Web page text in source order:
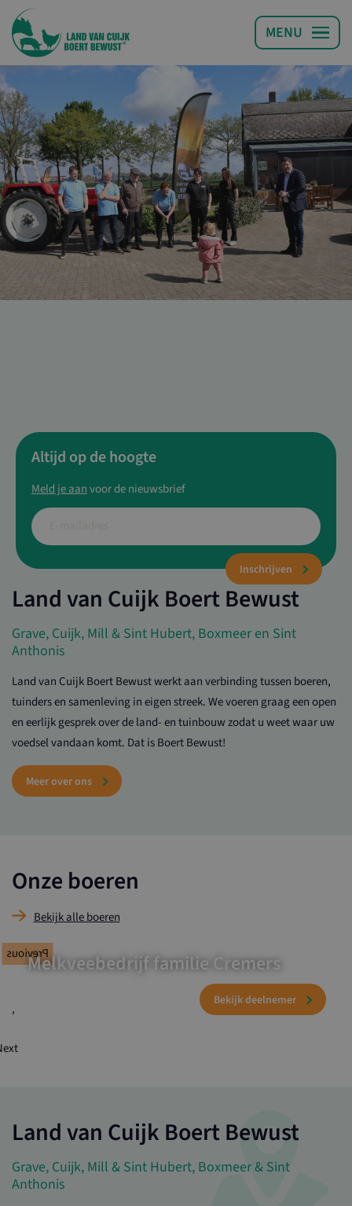
Land van Cuijk Boert Bewust
Grave, Cuijk, Mill & Sint Hubert, Boxmeer en Sint
Anthonis
Land van Cuijk Boert Bewust werkt aan verbinding tussen boeren,
tuinders en samenleving in eigen streek. We voeren graag een open
en eerlijk gesprek over de land- en tuinbouw zodat u weet waar uw
voedsel vandaan komt. Dat is Boert Bewust!
Meer over ons
Altijd op de hoogte
Meld je aanvoor de nieuwsbrief
Inschrijven
Onze boeren
Bekijk alle boeren
PreviousMelkveebedrijf familie Cremers
,
Land van Cuijk Boert Bewust
Grave, Cuijk, Mill & Sint Hubert, Boxmeer & Sint
Anthonis